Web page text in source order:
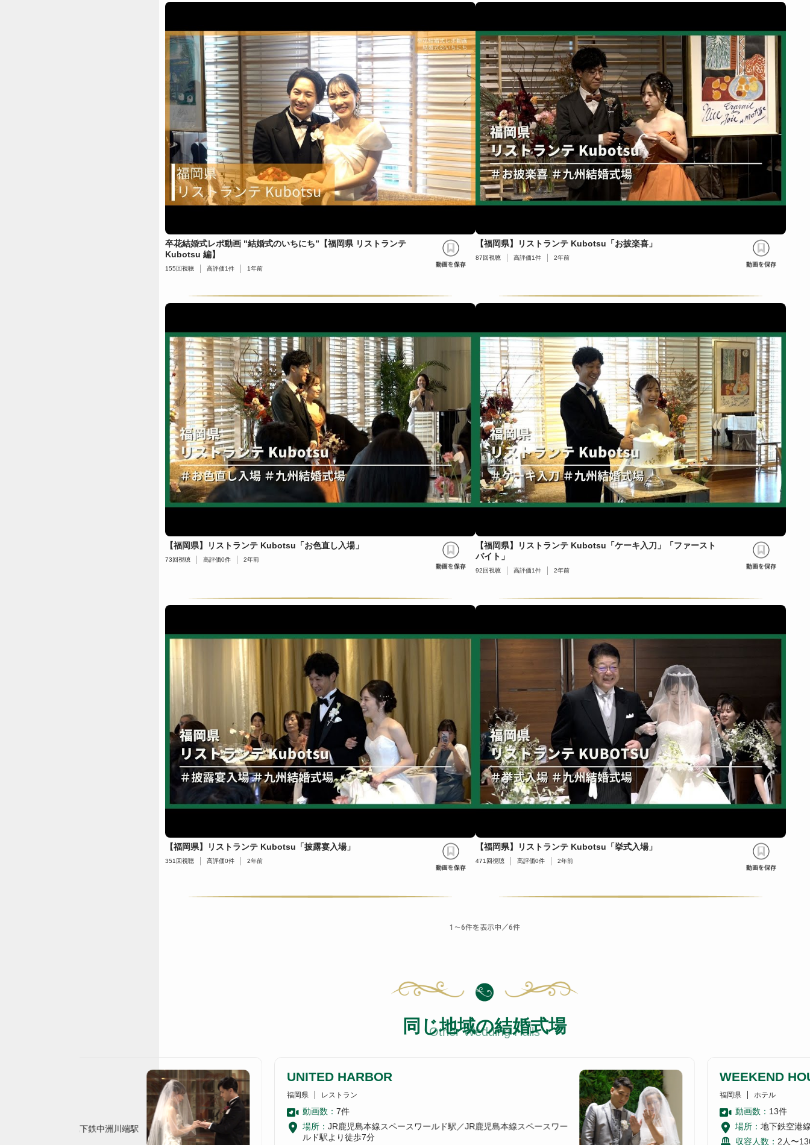
卒花結婚式レポ動画 "結婚式のいちにち”【福岡県 リストランテ
Kubotsu 編】
155回視聴 高評価1件 1年前
【福岡県】リストランテ Kubotsu「お披楽喜」
87回視聴 高評価1件 2年前
【福岡県】リストランテ Kubotsu「お色直し入場」
73 回視聴 高評価0件 2年前
【福岡県】リストランテ Kubotsu「ケーキ入刀」「ファースト
バイト」
92 回視聴 高評価1件 2年前
【福岡県】リストランテ Kubotsu「披露宴入場」
351 回視聴 高評価0件 2年前
【福岡県】リストランテ Kubotsu「挙式入場」
471 回視聴 高評価0件 2年前
1 〜6件を表示中／6件
Other Wedding Halls
同じ地域の結婚式場
、福岡空港駅／地下鉄中洲川端駅
UNITED HARBOR
福岡県 レストラン
動画数：7件
場所：JR鹿児島本線スペースワールド駅／JR鹿児島本線スペースワー
ルド駅より徒歩7分
WEEKEND
福岡県 ホテル
動画数： 13件
場所： 地下鉄空港
収容人数： 2人〜